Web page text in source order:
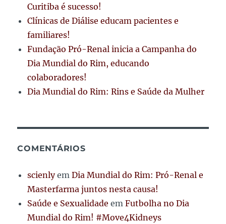
Curitiba é sucesso!
Clínicas de Diálise educam pacientes e
familiares!
Fundação Pró-Renal inicia a Campanha do
Dia Mundial do Rim, educando
colaboradores!
Dia Mundial do Rim: Rins e Saúde da Mulher
COMENTÁRIOS
scienlyemDia Mundial do Rim: Pró-Renal e
Masterfarma juntos nesta causa!
Saúde e Sexualidade emFutbolha no Dia
Mundial do Rim! #Move4Kidneys